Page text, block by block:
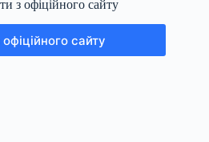
з офіційного сайту
сайту